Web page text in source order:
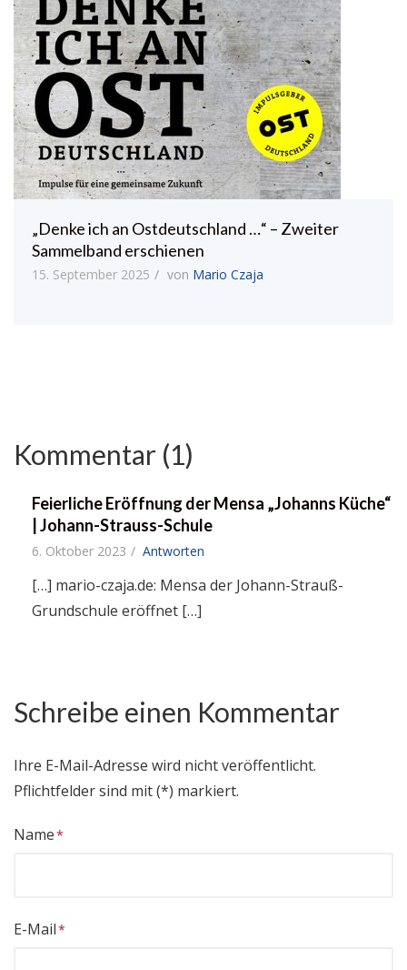
„Denke ich an Ostdeutschland …“ – Zweiter
Sammelband erschienen
15. September 2025 von Mario Czaja
Kommentar (1)
Feierliche Eröffnung der Mensa „Johanns Küche“
| Johann-Strauss-Schule
6. Oktober 2023 Antworten
[…] mario-czaja.de: Mensa der Johann-Strauß-
Grundschule eröffnet […]
Schreibe einen Kommentar
Ihre E-Mail-Adresse wird nicht veröffentlicht.
Pflichtfelder sind mit (*) markiert.
Name
E-Mail